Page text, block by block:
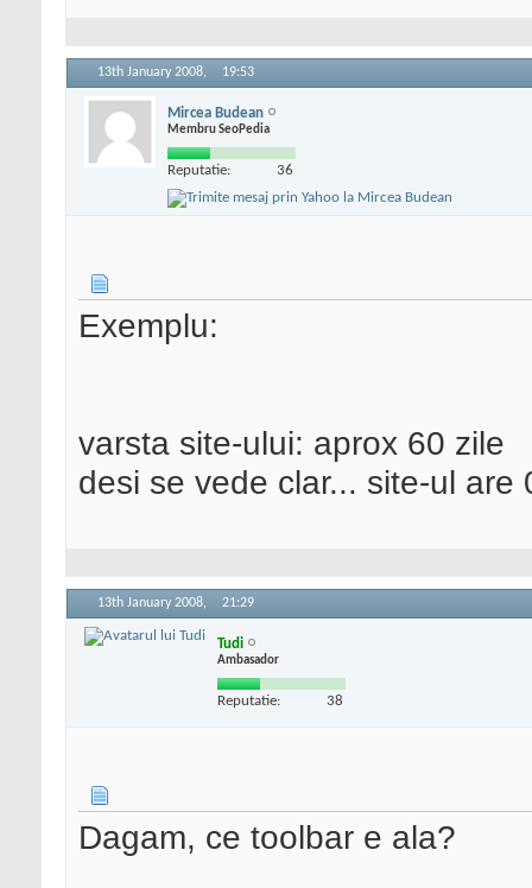
13th January 2008, 19:53
Mircea Budean
Membru SeoPedia
Reputatie: 36
Exemplu:
varsta site-ului: aprox 60 zile
desi se vede clar... site-ul are
13th January 2008, 21:29
Tudi
Ambasador
Reputatie: 38
Dagam, ce toolbar e ala?